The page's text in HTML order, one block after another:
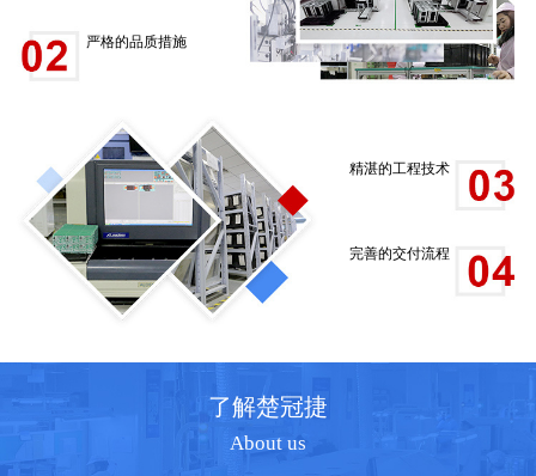
严格的品质措施
精湛的工程技术
完善的交付流程
了解楚冠捷
About us